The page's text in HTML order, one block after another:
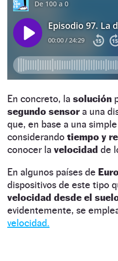
En concreto, la solución
segundo sensora una
que, en base a una
considerando tiempo y
conocer la velocidad de
En algunos países de
dispositivos de este tipo
velocidad desde el
evidentemente, se
velocidad.